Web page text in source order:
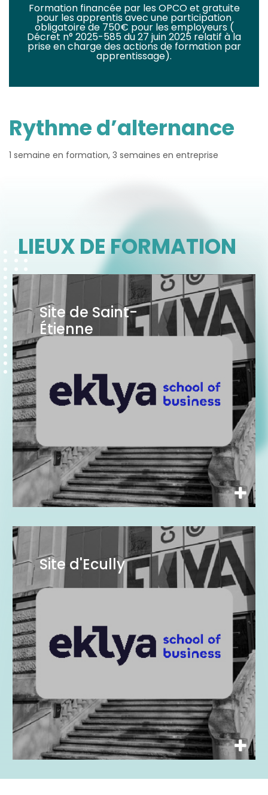
Formation financée par les OPCO et gratuite
pour les apprentis avec une participation
obligatoire de 750€ pour les employeurs (
Décret n° 2025-585 du 27 juin 2025 relatif à la
prise en charge des actions de formation par
apprentissage).
Rythme d’alternance
1 semaine en formation, 3 semaines en entreprise
LIEUX DE FORMATION
Site de Saint-
Étienne
Site d'Ecully
EKLYA